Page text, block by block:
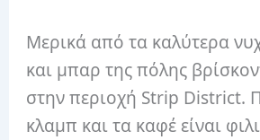
Μερικά από τα καλύτερα
και μπαρ της πόλης
στην περιοχή Strip District.
κλαμπ και τα καφέ είναι